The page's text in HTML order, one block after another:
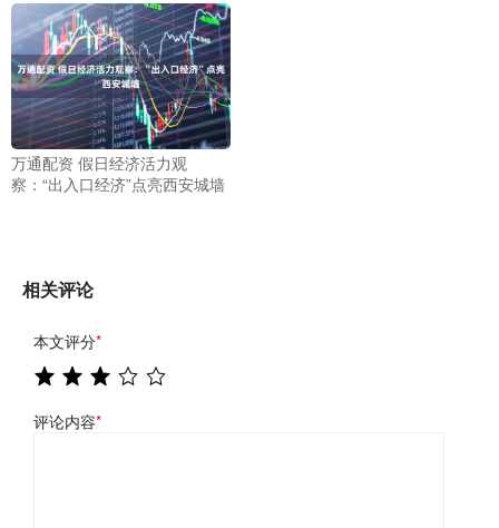
万通配资 假日经济活力观
察：“出入口经济”点亮西安城墙
相关评论
本文评分*
评论内容*